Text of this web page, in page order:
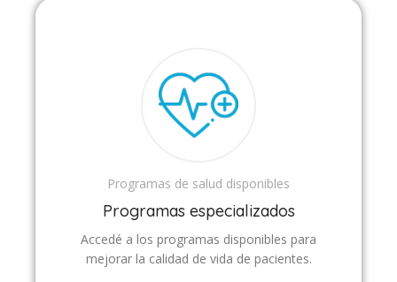
Programas de salud disponibles
Programas especializados
Accedé a los programas disponibles para
mejorar la calidad de vida de pacientes.